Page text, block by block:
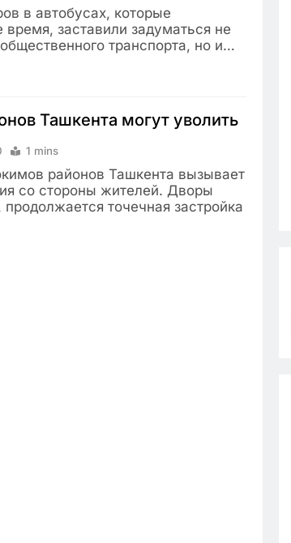
в автобусах, которые
заставили задуматься не
транспорта, но и…
Ташкента могут уволить
1 mins
районов Ташкента вызывает
со стороны жителей. Дворы
точечная застройка